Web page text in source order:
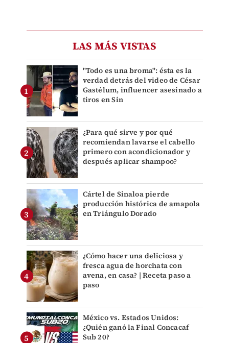
LAS MÁS VISTAS
"Todo es una broma": ésta es la
verdad detrás del video de César
Gastélum, influencer asesinado a
tiros en Sin
¿Para qué sirve y por qué
recomiendan lavarse el cabello
primero con acondicionador y
después aplicar shampoo?
Cártel de Sinaloa pierde
producción histórica de amapola
en Triángulo Dorado
¿Cómo hacer una deliciosa y
fresca agua de horchata con
avena, en casa? | Receta paso a
paso
México vs. Estados Unidos:
¿Quién ganó la Final Concacaf
Sub 20?